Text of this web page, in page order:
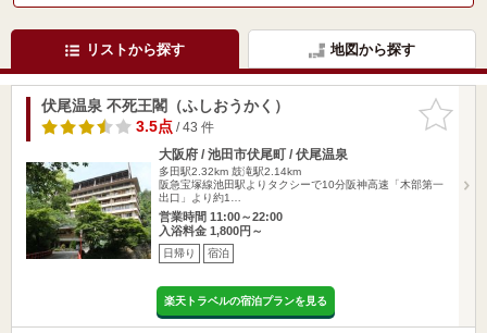
リストから探す 地図から探す
お気に入
りに追加
伏尾温泉 不死王閣（ふしおうかく）
3.5点/ 43 件
大阪府 / 池田市伏尾町 / 伏尾温泉
多田駅2.32km 鼓滝駅2.14km
阪急宝塚線池田駅よりタクシーで10分阪神高速「木部第一
出口」より約1…
営業時間 11:00～22:00
入浴料金 1,800円～
日帰り 宿泊
楽天トラベルの宿泊プランを見る